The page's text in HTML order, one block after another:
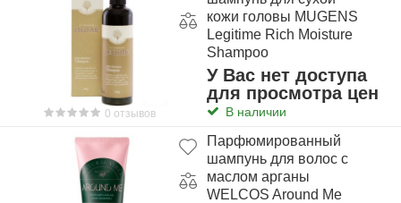
0 отзывов
кожи головы MUGENS
Legitime Rich Moisture
Shampoo
У Вас нет доступа
для просмотра цен
В наличии
Парфюмированный
шампунь для волос с
маслом арганы
WELCOS Around Me